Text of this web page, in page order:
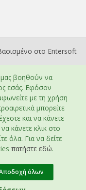
στο Entersoft
μας βοηθούν να
εσάς. Εφόσον
με τη χρήση
μπορείτε
και να κάνετε
κάνετε κλικ στο
όλα. Για να δείτε
πατήστε εδώ.
όλων